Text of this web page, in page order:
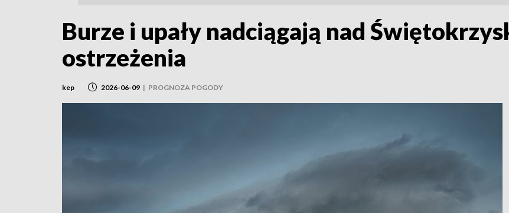
Burze i upały nadciągają nad
ostrzeżenia
kep 2026-06-09 | PROGNOZA POGODY